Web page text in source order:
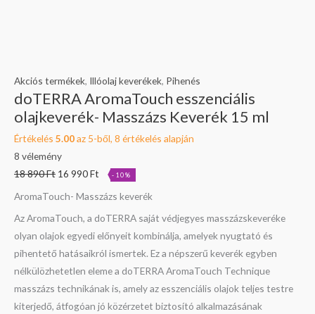
Akciós termékek, Illóolaj keverékek, Pihenés
doTERRA AromaTouch esszenciális
olajkeverék- Masszázs Keverék 15 ml
Értékelés 5.00az 5-ből, 8 értékelés alapján
8 vélemény
18 890Ft 16 990Ft -10%
AromaTouch- Masszázs keverék
Az AromaTouch, a doTERRA saját védjegyes masszázskeveréke
olyan olajok egyedi előnyeit kombinálja, amelyek nyugtató és
pihentető hatásaikról ismertek. Ez a népszerű keverék egyben
nélkülözhetetlen eleme a doTERRA AromaTouch Technique
masszázs technikának is, amely az esszenciális olajok teljes testre
kiterjedő, átfogóan jó közérzetet biztosító alkalmazásának
15
ml
mennyiség